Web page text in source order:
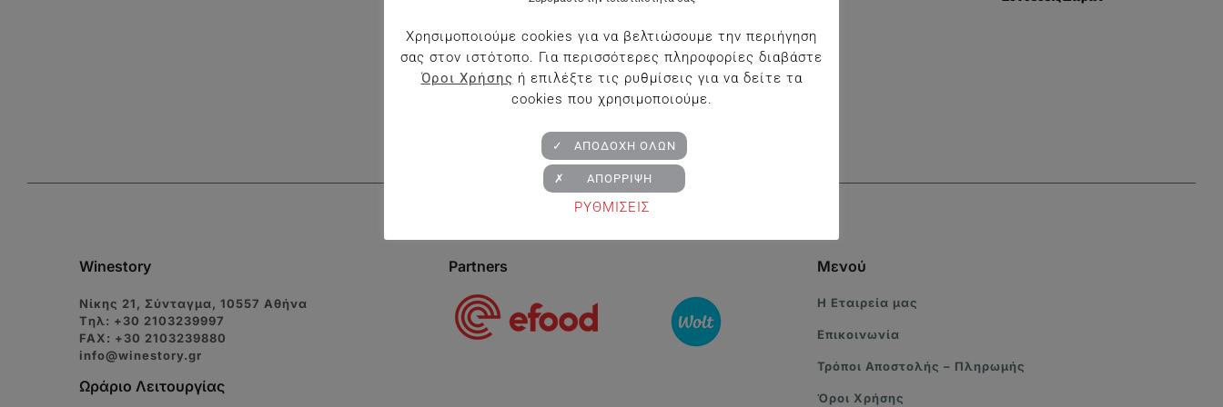
Ρουμι
Τεκίλα
Winestory
Νίκης 21, Σύνταγμα, 10557 Αθήνα
Tηλ: +30 2103239997
FAX: +30 2103239880
info@winestory.gr
Ωράριο Λειτουργίας
Partners Μενού
Η Eταιρεία μας
Επικοινωνία
Τρόποι Αποστολής – Πληρωμής
Όροι Χρήσης
Χρησιμοποιούμε cookies για να βελτιώσουμε την περιήγηση
σας στον ιστότοπο. Για περισσότερες πληροφορίες διαβάστε
Όροι Χρήσης ή επιλέξτε τις ρυθμίσεις για να δείτε τα
cookies που χρησιμοποιούμε.
ΡΥΘΜΙΣΕΙΣ
✓ ΑΠΟΔΟΧΗ ΟΛΩΝ
✗ ΑΠΟΡΡΙΨΗ